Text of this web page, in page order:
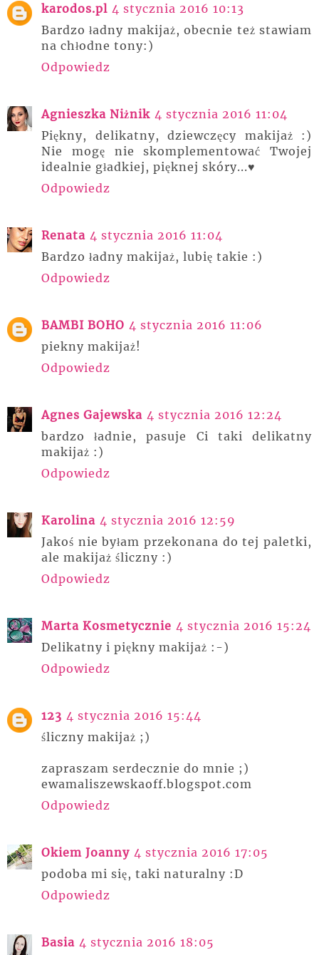
karodos.pl 4 stycznia 2016 10:13
Bardzo ładny makijaż, obecnie też stawiam
na chłodne tony:)
Odpowiedz
Agnieszka Niżnik 4 stycznia 2016 11:04
Piękny, delikatny, dziewczęcy makijaż :)
Nie mogę nie skomplementować Twojej
idealnie gładkiej, pięknej skóry...♥
Odpowiedz
Renata 4 stycznia 2016 11:04
Bardzo ładny makijaż, lubię takie :)
Odpowiedz
BAMBI BOHO 4 stycznia 2016 11:06
piekny makijaż!
Odpowiedz
Agnes Gajewska 4 stycznia 2016 12:24
bardzo ładnie, pasuje Ci taki delikatny
makijaż :)
Odpowiedz
Karolina 4 stycznia 2016 12:59
Jakoś nie byłam przekonana do tej paletki,
ale makijaż śliczny :)
Odpowiedz
Marta Kosmetycznie 4 stycznia 2016 15:24
Delikatny i piękny makijaż :-)
Odpowiedz
123 4 stycznia 2016 15:44
śliczny makijaż ;)
zapraszam serdecznie do mnie ;)
ewamaliszewskaoff.blogspot.com
Odpowiedz
Okiem Joanny 4 stycznia 2016 17:05
podoba mi się, taki naturalny :D
Odpowiedz
Basia 4 stycznia 2016 18:05